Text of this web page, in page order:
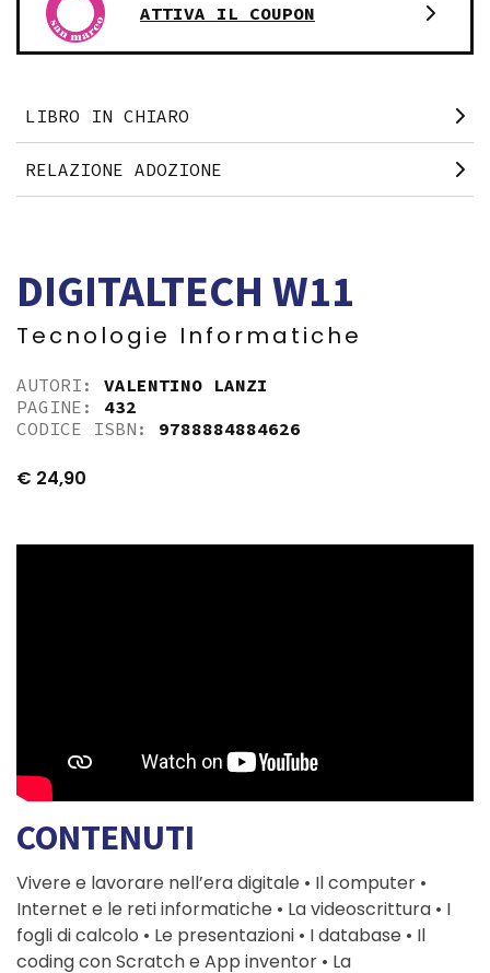
ATTIVA IL COUPON
LIBRO IN CHIARO
RELAZIONE ADOZIONE
DIGITALTECH W11
Tecnologie Informatiche
AUTORI:
VALENTINO LANZI
PAGINE: 432
CODICE ISBN: 9788884884626
€ 24,90
CONTENUTI
Vivere e lavorare nell’era digitale • Il computer •
Internet e le reti informatiche • La videoscrittura • I
fogli di calcolo • Le presentazioni • I database • Il
coding con Scratch e App inventor • La